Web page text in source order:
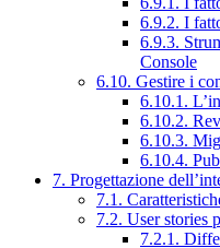
6.9.2. I
6.9.3.
Console
6.10. Gestire i
6.10.1.
6.10.2.
6.10.3.
6.10.4.
7. Progettazione
7.1.
7.2. User stories
7.2.1.